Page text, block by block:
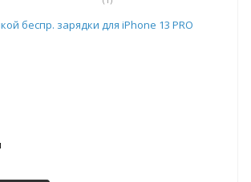
беспр. зарядки для iPhone 13 PRO